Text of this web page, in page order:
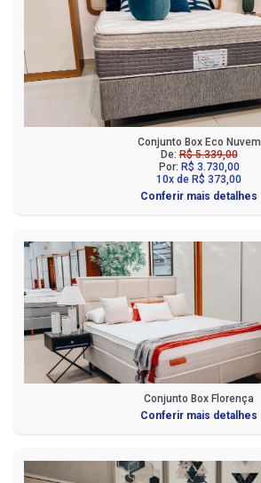
Conjunto Box Eco Nuvem
De:R$ 5.339,00
Por: R$ 3.730,00
10x de R$ 373,00
Conferir mais detalhes
Conjunto Box Florença
Conferir mais detalhes